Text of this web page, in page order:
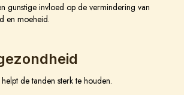
gunstige invloed op de vermindering van
en moeheid.
de tanden sterk te houden.